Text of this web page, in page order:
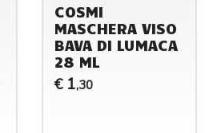
COSMI
MASCHERA VISO
BAVA DI LUMACA
28 ML
€ 1,30